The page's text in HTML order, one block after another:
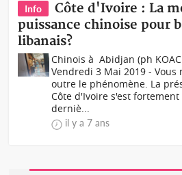
Info
Côte d'Ivoire : La
puissance chinoise pour
libanais?
Chinois à Abidjan (ph
Vendredi 3 Mai 2019 -
outre le phénomène. La
Côte d'Ivoire s'est
derniè...
il y a 7 ans